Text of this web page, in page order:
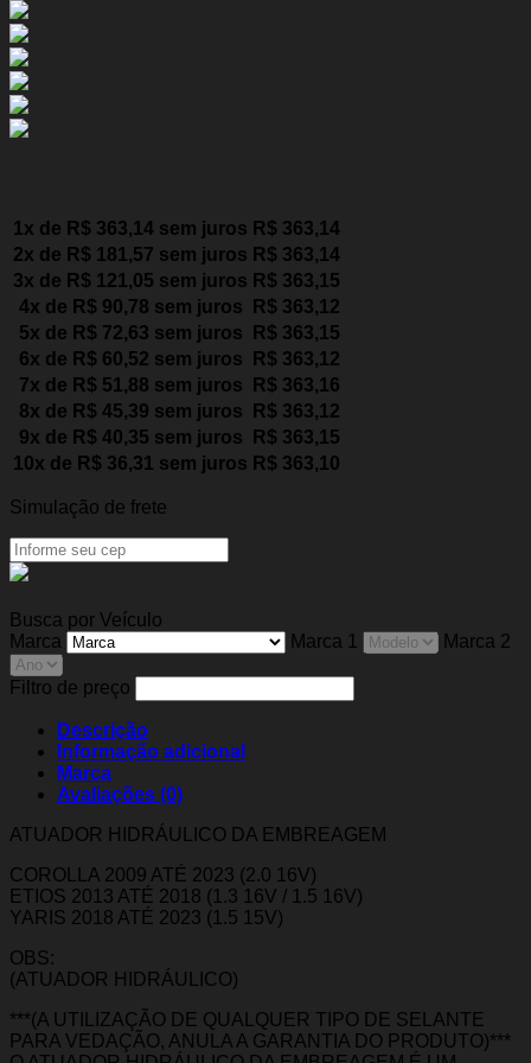
1x de R$ 363,14 sem juros R$ 363,14
2x de R$ 181,57 sem juros R$ 363,14
3x de R$ 121,05 sem juros R$ 363,15
4x de R$ 90,78 sem juros R$ 363,12
5x de R$ 72,63 sem juros R$ 363,15
6x de R$ 60,52 sem juros R$ 363,12
7x de R$ 51,88 sem juros R$ 363,16
8x de R$ 45,39 sem juros R$ 363,12
9x de R$ 40,35 sem juros R$ 363,15
10x de R$ 36,31 sem juros R$ 363,10
Simulação de frete
Busca por Veículo
Marca
Marca 1 Marca 2
Filtro de preço
Descrição
Informação adicional
Marca
Avaliações (0)
ATUADOR HIDRÁULICO DA EMBREAGEM
COROLLA 2009 ATÉ 2023 (2.0 16V)
ETIOS 2013 ATÉ 2018 (1.3 16V / 1.5 16V)
YARIS 2018 ATÉ 2023 (1.5 15V)
OBS:
(ATUADOR HIDRÁULICO)
***(A UTILIZAÇÃO DE QUALQUER TIPO DE SELANTE
PARA VEDAÇÃO, ANULA A GARANTIA DO PRODUTO)***